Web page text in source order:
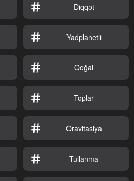
Diqqət
Yadplanetli
Qoğal
Toplar
Qravitasiya
Tullanma